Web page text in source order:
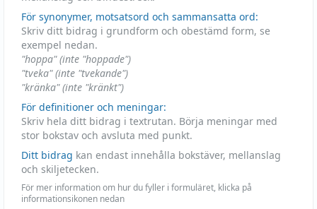
För synonymer, motsatsord och sammansatta ord:
Skriv ditt bidrag i grundform och obestämd form, se
exempel nedan.
"hoppa" (inte "hoppade")
"tveka" (inte "tvekande")
"kränka" (inte "kränkt")
För definitioner och meningar:
Skriv hela ditt bidrag i textrutan. Börja meningar med
stor bokstav och avsluta med punkt.
Ditt bidrag kan endast innehålla bokstäver, mellanslag
och skiljetecken.
För mer information om hur du fyller i formuläret, klicka på
informationsikonen nedan